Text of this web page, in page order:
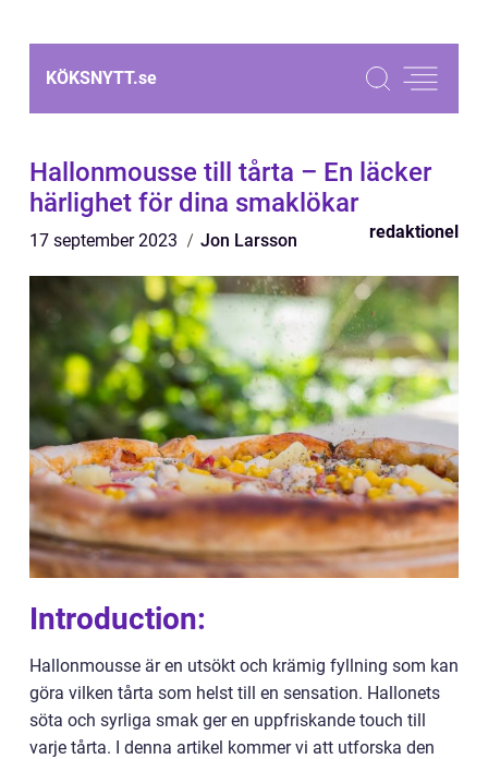
KÖKSNYTT.se
Hallonmousse till tårta – En läcker
härlighet för dina smaklökar
17 september 2023 Jon Larsson redaktionel
Introduction:
Hallonmousse är en utsökt och krämig fyllning som kan
göra vilken tårta som helst till en sensation. Hallonets
söta och syrliga smak ger en uppfriskande touch till
varje tårta. I denna artikel kommer vi att utforska den